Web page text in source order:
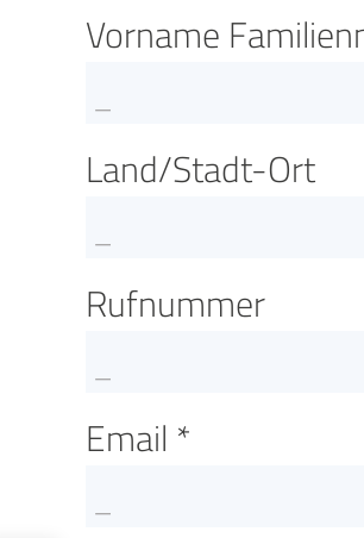
Vorname
Land/Stadt-Ort
Rufnummer
Email *